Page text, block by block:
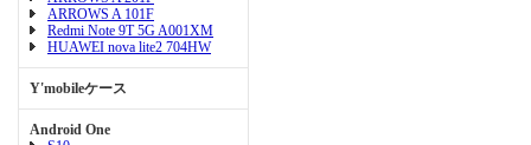
ARROWS A 101F
Redmi Note 9T 5G A001XM
HUAWEI nova lite2 704HW
Y'mobileケース
Android One